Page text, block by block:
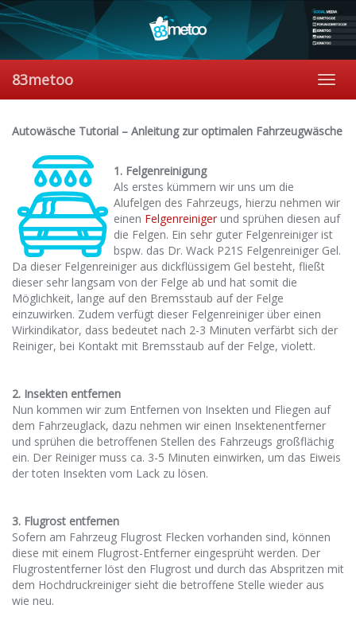
Skip
to
content
83metoo
Autowäsche Tutorial – Anleitung zur optimalen Fahrzeugwäsche
1. Felgenreinigung
Als erstes kümmern wir uns um die
Alufelgen des Fahrzeugs, hierzu nehmen wir
einen Felgenreiniger und sprühen diesen auf
die Felgen. Ein sehr guter Felgenreiniger ist
bspw. das Dr. Wack P21S Felgenreiniger Gel.
Da dieser Felgenreiniger aus dickflüssigem Gel besteht, fließt
dieser sehr langsam von der Felge ab und hat somit die
Möglichkeit, lange auf den Bremsstaub auf der Felge
einzuwirken. Zudem verfügt dieser Felgenreiniger über einen
Wirkindikator, dass bedeutet nach 2-3 Minuten verfärbt sich der
Reiniger, bei Kontakt mit Bremsstaub auf der Felge, violett.
2. Insekten entfernen
Nun kommen wir zum Entfernen von Insekten und Fliegen auf
dem Fahrzeuglack, dazu nehmen wir einen Insektenentferner
und sprühen die betroffenen Stellen des Fahrzeugs großflächig
ein. Der Reiniger muss ca. 3-5 Minuten einwirken, um das Eiweis
der toten Insekten vom Lack zu lösen.
3. Flugrost entfernen
Sofern am Fahrzeug Flugrost Flecken vorhanden sind, können
diese mit einem Flugrost-Entferner eingesprüht werden. Der
Flugrostentferner löst den Flugrost und durch das Abspritzen mit
dem Hochdruckreiniger sieht die betroffene Stelle wieder aus
wie neu.